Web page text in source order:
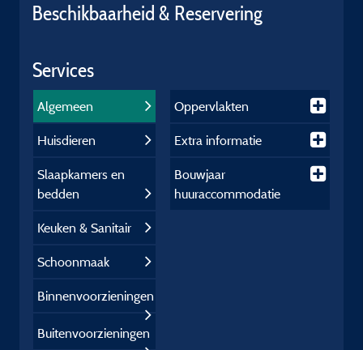
Beschikbaarheid & Reservering
Services
Algemeen
Huisdieren
Slaapkamers en
bedden
Keuken & Sanitair
Schoonmaak
Binnenvoorzieningen
Buitenvoorzieningen
Oppervlakten
Extra informatie
Bouwjaar
huuraccommodatie